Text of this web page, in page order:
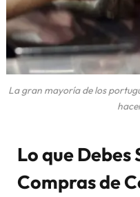
La gran mayoría de los
Lo que Debes
Compras de